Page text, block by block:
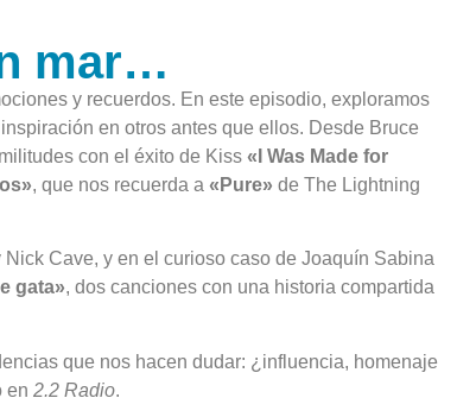
mar…
y recuerdos. En este episodio, exploramos
en otros antes que ellos. Desde Bruce
con el éxito de Kiss «I Was Made for
, que nos recuerda a «Pure» de The Lightning
Cave, y en el curioso caso de Joaquín Sabina
gata», dos canciones con una historia compartida
que nos hacen dudar: ¿influencia, homenaje
en 2.2 Radio.